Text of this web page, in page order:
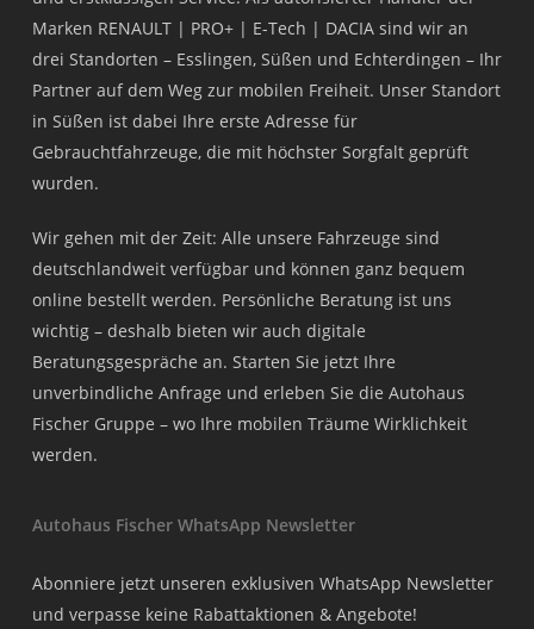
Marken RENAULT | PRO+ | E-Tech | DACIA sind wir an
drei Standorten – Esslingen, Süßen und Echterdingen – Ihr
Partner auf dem Weg zur mobilen Freiheit. Unser Standort
in Süßen ist dabei Ihre erste Adresse für
Gebrauchtfahrzeuge, die mit höchster Sorgfalt geprüft
wurden.
Wir gehen mit der Zeit: Alle unsere Fahrzeuge sind
deutschlandweit verfügbar und können ganz bequem
online bestellt werden. Persönliche Beratung ist uns
wichtig – deshalb bieten wir auch digitale
Beratungsgespräche an. Starten Sie jetzt Ihre
unverbindliche Anfrage und erleben Sie die Autohaus
Fischer Gruppe – wo Ihre mobilen Träume Wirklichkeit
werden.
Autohaus Fischer WhatsApp Newsletter
Abonniere jetzt unseren exklusiven WhatsApp Newsletter
und verpasse keine Rabattaktionen & Angebote!